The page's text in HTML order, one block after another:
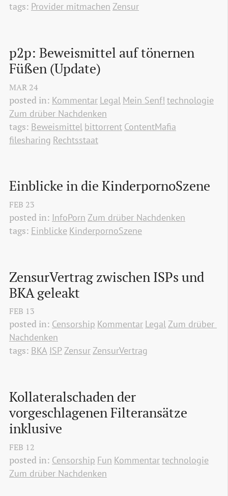
tags: Provider mitmachen Zensur
p2p: Beweismittel auf tönernen
Füßen (Update)
MAR 24
posted in: Kommentar Legal Mein Senf! technologie
Zum drüber Nachdenken
tags: Beweismittel bittorrent ContentMafia
filesharing Rechtsstaat
Einblicke in die KinderpornoSzene
FEB 23
posted in: InfoPorn Zum drüber Nachdenken
tags: Einblicke KinderpornoSzene
ZensurVertrag zwischen ISPs und
BKA geleakt
FEB 13
posted in: Censorship Kommentar LegalZum drüber
Nachdenken
tags: BKA ISPZensurZensurVertrag
Kollateralschaden der
vorgeschlagenen Filteransätze
inklusive
FEB 12
posted in: Censorship Fun Kommentartechnologie
Zum drüber Nachdenken